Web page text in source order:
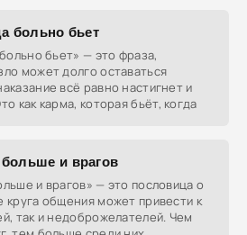
больно бьет
бьет» — это фраза,
может долго оставаться
всё равно настигнет и
как карма, которая бьёт, когда
и врагов
и врагов» — это пословица о
общения может привести к
так и недоброжелателей. Чем